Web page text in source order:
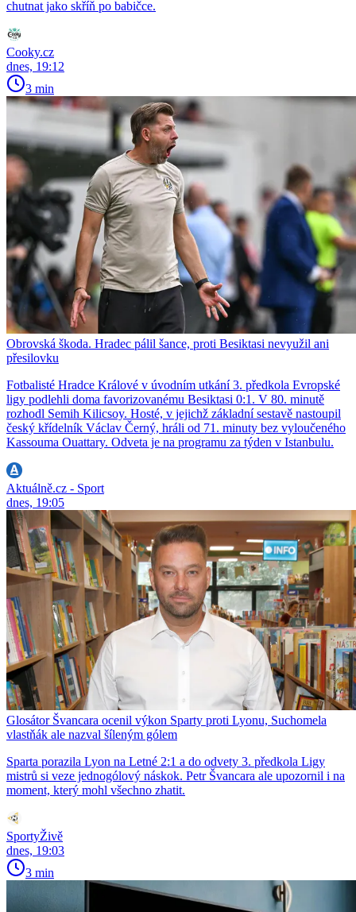
chutnat jako skříň po babičce.
Cooky.cz
dnes, 19:12
3 min
Obrovská škoda. Hradec pálil šance, proti Besiktasi nevyužil ani
přesilovku
Fotbalisté Hradce Králové v úvodním utkání 3. předkola Evropské
ligy podlehli doma favorizovanému Besiktasi 0:1. V 80. minutě
rozhodl Semih Kilicsoy. Hosté, v jejichž základní sestavě nastoupil
český křídelník Václav Černý, hráli od 71. minuty bez vyloučeného
Kassouma Ouattary. Odveta je na programu za týden v Istanbulu.
Aktuálně.cz - Sport
dnes, 19:05
Glosátor Švancara ocenil výkon Sparty proti Lyonu, Suchomela
vlastňák ale nazval šíleným gólem
Sparta porazila Lyon na Letné 2:1 a do odvety 3. předkola Ligy
mistrů si veze jednogólový náskok. Petr Švancara ale upozornil i na
moment, který mohl všechno zhatit.
SportyŽivě
dnes, 19:03
3 min